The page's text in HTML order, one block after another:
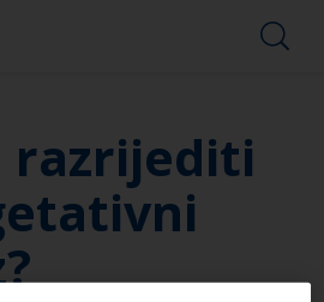
razrijediti